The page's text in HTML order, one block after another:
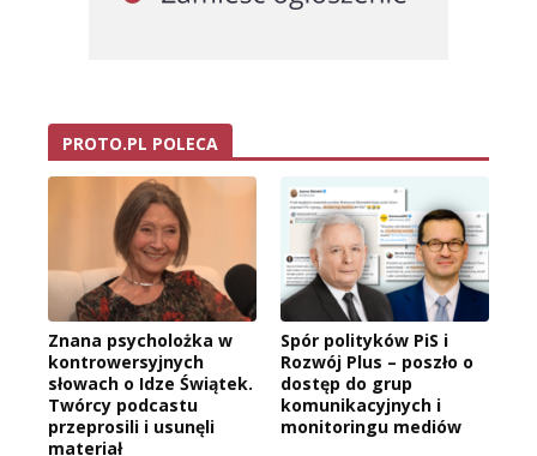
PROTO.PL POLECA
Znana psycholożka w
kontrowersyjnych
słowach o Idze Świątek.
Twórcy podcastu
przeprosili i usunęli
materiał
Spór polityków PiS i
Rozwój Plus – poszło o
dostęp do grup
komunikacyjnych i
monitoringu mediów